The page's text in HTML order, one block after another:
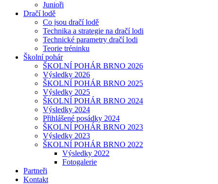
Junioři
Dračí lodě
Co jsou dračí lodě
Technika a strategie na dračí lodi
Technické parametry dračí lodi
Teorie tréninku
Školní pohár
ŠKOLNÍ POHÁR BRNO 2026
Výsledky 2026
ŠKOLNÍ POHÁR BRNO 2025
Výsledky 2025
ŠKOLNÍ POHÁR BRNO 2024
Výsledky 2024
Přihlášené posádky 2024
ŠKOLNÍ POHÁR BRNO 2023
Výsledky 2023
ŠKOLNÍ POHÁR BRNO 2022
Výsledky 2022
Fotogalerie
Partneři
Kontakt